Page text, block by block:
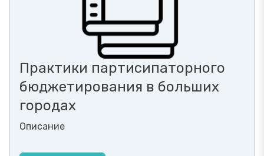
Практики партисипаторного
бюджетирования в больших
городах
Описание